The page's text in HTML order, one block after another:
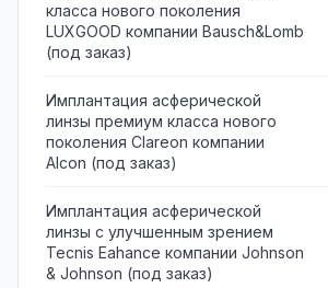
класса нового поколения
LUXGOOD компании Bausсh&Lomb
(под заказ)
Имплантация асферической
линзы премиум класса нового
поколения Clareon компании
Alcon (под заказ)
Имплантация асферической
линзы с улучшенным зрением
Tecnis Eahance компании Johnson
& Johnson (под заказ)